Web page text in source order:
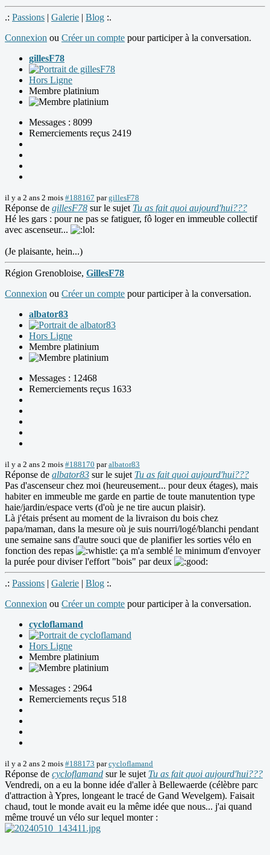
.: Passions | Galerie | Blog :.
Connexion ou Créer un compte pour participer à la conversation.
gillesF78
Hors Ligne
Membre platinium
Messages : 8099
Remerciements reçus 2419
il y a 2 ans 2 mois #188167 pargillesF78
Réponse de gillesF78 sur le sujet Tu as fait quoi aujourd'hui???
Hé les gars : pour ne pas se fatiguer, fô loger en immeuble collectif
avec ascenseur...
(Je plaisante, hein...)
Région Grenobloise, GillesF78
Connexion ou Créer un compte pour participer à la conversation.
albator83
Hors Ligne
Membre platinium
Messages : 12468
Remerciements reçus 1633
il y a 2 ans 2 mois #188170 paralbator83
Réponse de albator83 sur le sujet Tu as fait quoi aujourd'hui???
Pas d'ascenseur chez moi (heureusement... pour deux étages), mais
habiter en immeuble me garde en partie de toute manutention type
haie/jardin/espace verts (d'où je ne tire aucun plaisir).
Là j'étais présent au moment de la livraison du bois chez
papa/maman, dans la mesure où je suis nourri/logé/blanchi pendant
une semaine sans d'autre souci que de planifier les sorties vélo en
fonction des repas
ça m'a semblé le minimum d'envoyer
la purée pour diviser l'effort "bois" par deux
.: Passions | Galerie | Blog :.
Connexion ou Créer un compte pour participer à la conversation.
cycloflamand
Hors Ligne
Membre platinium
Messages : 2964
Remerciements reçus 518
il y a 2 ans 2 mois #188173 parcycloflamand
Réponse de cycloflamand sur le sujet Tu as fait quoi aujourd'hui???
Vendredi, on a eu la bonne idée d'aller à Bellewaerde (célèbre parc
d'attraction à Ypres, longeant le tracé de Gand Wevelgem). Faisait
chaud, tout le monde avait eu la même idée que nous... j'ai quand
même trouvé un vélo sur lequel monter :